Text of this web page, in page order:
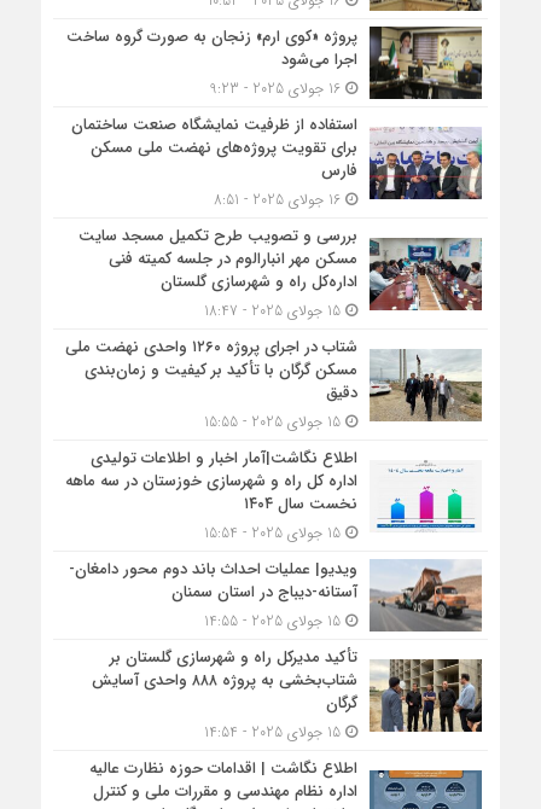
پروژه «کوی ارم» زنجان به صورت گروه ساخت
اجرا می‌شود
16 جولای 2025 - 9:23
استفاده از ظرفیت نمایشگاه صنعت ساختمان
برای تقویت پروژه‌های نهضت ملی مسکن
فارس
16 جولای 2025 - 8:51
بررسی و تصویب طرح تکمیل مسجد سایت
مسکن مهر انبارالوم در جلسه کمیته فنی
اداره‌کل راه و شهرسازی گلستان
15 جولای 2025 - 18:47
شتاب در اجرای پروژه ۱۲۶۰ واحدی نهضت ملی
مسکن گرگان با تأکید بر کیفیت و زمان‌بندی
دقیق
15 جولای 2025 - 15:55
اطلاع نگاشت|آمار اخبار و اطلاعات تولیدی
اداره کل راه و شهرسازی خوزستان در سه ماهه
نخست سال ۱۴۰۴
15 جولای 2025 - 15:54
ویدیو| عملیات احداث باند دوم محور دامغان-
آستانه-دیباج در استان سمنان
15 جولای 2025 - 14:55
تأکید مدیرکل راه و شهرسازی گلستان بر
شتاب‌بخشی به پروژه ۸۸۸ واحدی آسایش
گرگان
15 جولای 2025 - 14:54
اطلاع نگاشت | اقدامات حوزه نظارت عالیه
اداره نظام مهندسی و مقررات ملی و کنترل